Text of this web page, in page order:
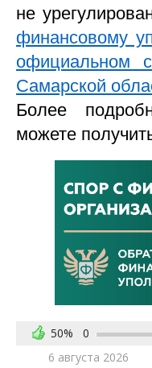
не
финансовому
официальном
Самарской
Более
можете
50% 0
6 августа 2026